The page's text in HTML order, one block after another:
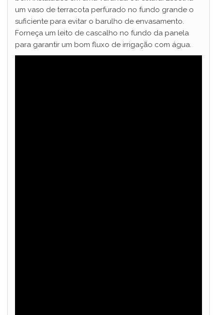
um vaso de terracota perfurado no fundo grande o
suficiente para evitar o barulho de envasamento.
Forneça um leito de cascalho no fundo da panela
para garantir um bom fluxo de irrigação com água.